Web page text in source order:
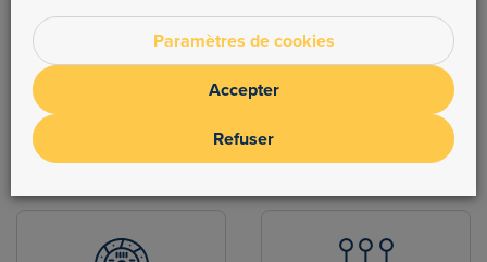
Paramètres de cookies
Accepter
Refuser